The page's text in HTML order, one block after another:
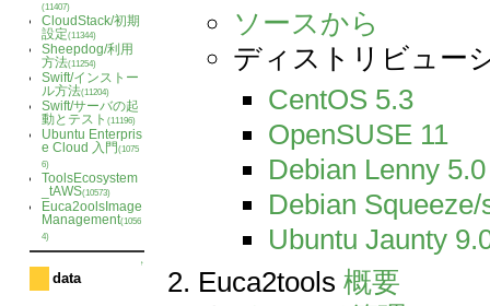
(11407)
CloudStack/初期
設定(11344)
Sheepdog/利用
方法(11254)
Swift/インストー
ル方法(11204)
Swift/サーバの起
動とテスト(11196)
Ubuntu Enterpris
e Cloud 入門(1075
6)
ToolsEcosystem
_tAWS(10573)
Euca2oolsImage
Management(1056
4)
↑
data
ソースから
ディストリビュー
CentOS 5.3
OpenSUSE 11
Debian Lenny 5.0
Debian Squeeze/
Ubuntu Jaunty
Euca2tools概要